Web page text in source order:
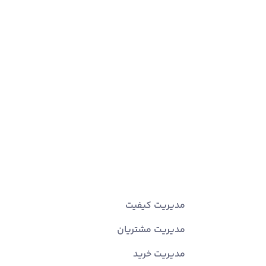
مدیریت کیفیت
مدیریت مشتریان
مدیریت خرید